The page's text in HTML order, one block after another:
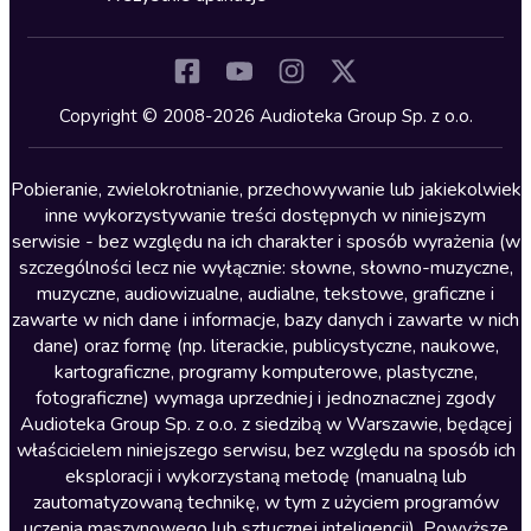
Kryminały
Lektury szkolne
Literatura anglojęzyczna
Literatura faktu
Literatura obyczajowa
Literatura piękna obca
Literatura piękna polska
Nagrania relaksacyjne
Nauka języków
Nauki humanistyczne
Podcasty i audycje
Copyright © 2008-2026 Audioteka Group Sp. z o.o.
Pobieranie, zwielokrotnianie, przechowywanie lub jakiekolwiek
inne wykorzystywanie treści dostępnych w niniejszym
serwisie - bez względu na ich charakter i sposób wyrażenia (w
szczególności lecz nie wyłącznie: słowne, słowno-muzyczne,
muzyczne, audiowizualne, audialne, tekstowe, graficzne i
zawarte w nich dane i informacje, bazy danych i zawarte w nich
dane) oraz formę (np. literackie, publicystyczne, naukowe,
kartograficzne, programy komputerowe, plastyczne,
fotograficzne) wymaga uprzedniej i jednoznacznej zgody
Audioteka Group Sp. z o.o. z siedzibą w Warszawie, będącej
właścicielem niniejszego serwisu, bez względu na sposób ich
eksploracji i wykorzystaną metodę (manualną lub
zautomatyzowaną technikę, w tym z użyciem programów